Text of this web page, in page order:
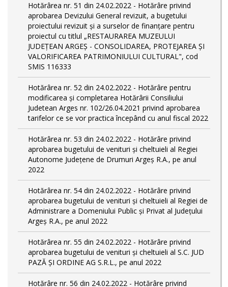
Hotărârea nr. 51 din 24.02.2022 - Hotărâre privind
aprobarea Devizului General revizuit, a bugetului
proiectului revizuit și a surselor de finanțare pentru
proiectul cu titlul „RESTAURAREA MUZEULUI
JUDEȚEAN ARGEȘ - CONSOLIDAREA, PROTEJAREA ȘI
VALORIFICAREA PATRIMONIULUI CULTURAL", cod
SMIS 116333
Hotărârea nr. 52 din 24.02.2022 - Hotărâre pentru
modificarea și completarea Hotărârii Consiliului
Judetean Arges nr. 102/26.04.2021 privind aprobarea
tarifelor ce se vor practica începând cu anul fiscal 2022
Hotărârea nr. 53 din 24.02.2022 - Hotărâre privind
aprobarea bugetului de venituri și cheltuieli al Regiei
Autonome Județene de Drumuri Argeș R.A., pe anul
2022
Hotărârea nr. 54 din 24.02.2022 - Hotărâre privind
aprobarea bugetului de venituri și cheltuieli al Regiei de
Administrare a Domeniului Public și Privat al Județului
Argeș R.A., pe anul 2022
Hotărârea nr. 55 din 24.02.2022 - Hotărâre privind
aprobarea bugetului de venituri și cheltuieli al S.C. JUD
PAZĂ ȘI ORDINE AG S.R.L., pe anul 2022
Hotărâre nr. 56 din 24.02.2022 - Hotărâre privind